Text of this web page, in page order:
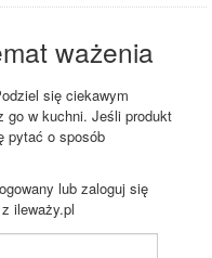
ważenia
się ciekawym
go w kuchni. Jeśli produkt
pytać o sposób
lub zaloguj się
ileważy.pl